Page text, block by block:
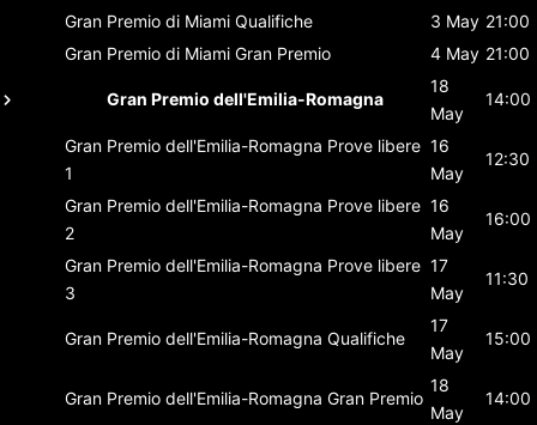
Gran Premio di Miami Qualifiche 3 May 21:00
Gran Premio di Miami Gran Premio 4 May 21:00
Gran Premio dell'Emilia-Romagna
18
May
14:00
Gran Premio dell'Emilia-Romagna Prove libere
1
16
May
12:30
Gran Premio dell'Emilia-Romagna Prove libere
2
16
May
16:00
Gran Premio dell'Emilia-Romagna Prove libere
3
17
May
11:30
Gran Premio dell'Emilia-Romagna Qualifiche
17
May
15:00
Gran Premio dell'Emilia-Romagna Gran Premio
18
May
14:00